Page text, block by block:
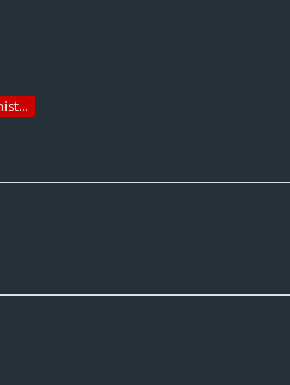
[Team] Forum Administrator